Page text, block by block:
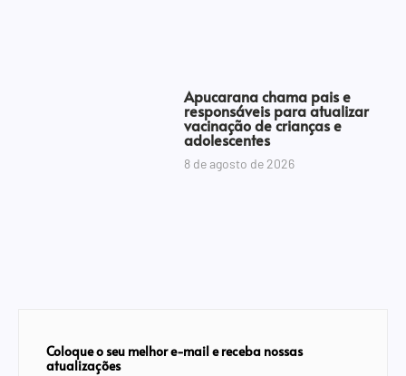
Apucarana chama pais e
responsáveis para atualizar
vacinação de crianças e
adolescentes
8 de agosto de 2026
Coloque o seu melhor e-mail e receba nossas
atualizações